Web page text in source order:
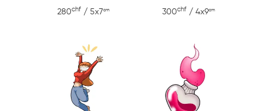
280chf / 5x7cm 300chf / 4x9cm